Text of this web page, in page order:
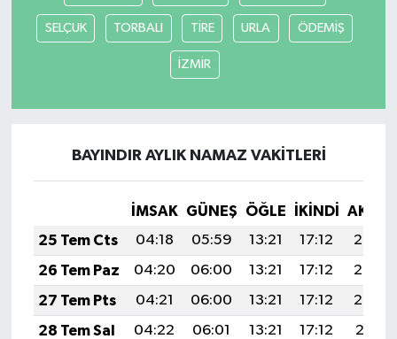
SELÇUK TORBALI TİRE URLA ÖDEMİŞ
İZMİR
BAYINDIR AYLIK NAMAZ VAKITLERI
İMSAK GÜNEŞ ÖĞLE İKINDI
25 Tem Cts
04:18 05:59 13:21 17:12
20:33
26 Tem Paz
04:20 06:00 13:21 17:12
20:32
27 Tem Pts
04:21 06:00 13:21 17:12
20:32
28 Tem Sal
04:22 06:01 13:21 17:12
20:31